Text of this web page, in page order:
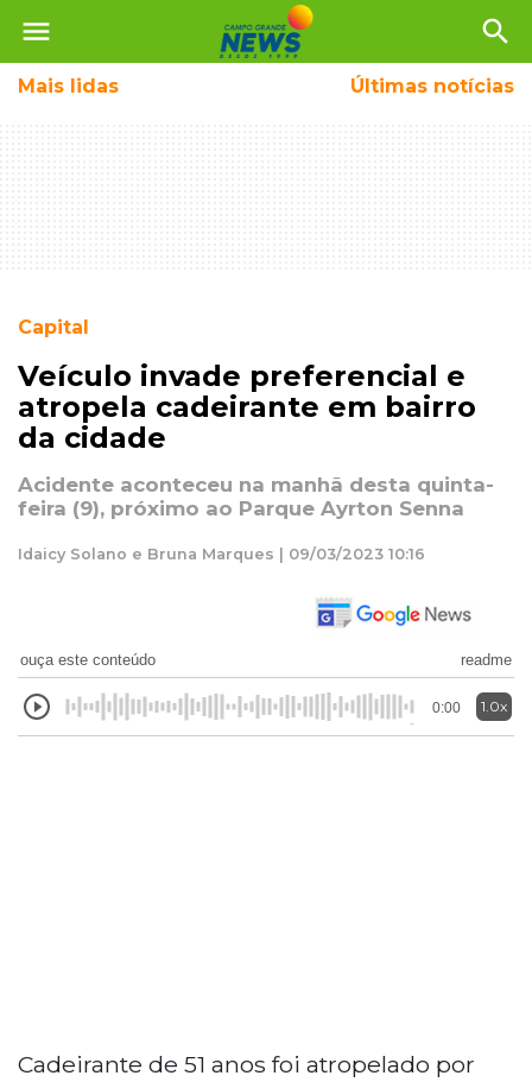
menu search
Mais lidas Últimas notícias
Capital
Veículo invade preferencial e
atropela cadeirante em bairro
da cidade
Acidente aconteceu na manhã desta quinta-
feira (9), próximo ao Parque Ayrton Senna
Idaicy Solano e Bruna Marques | 09/03/2023 10:16
ouça este conteúdo readme
0:00 1.0x
Cadeirante de 51 anos foi atropelado por